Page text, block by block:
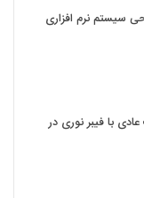
سیستم نرم افزاری
با فیبر نوری در